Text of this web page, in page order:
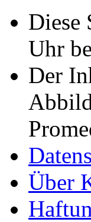
Diese
Uhr
Der
Über